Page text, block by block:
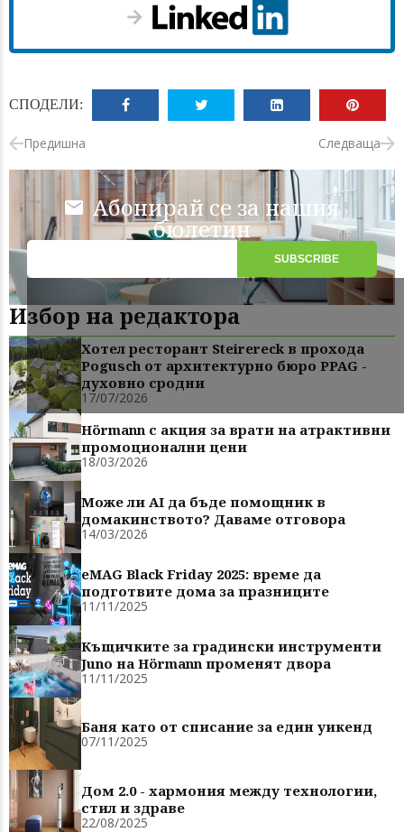
СПОДЕЛИ:
Предишна Следваща
Абонирай се за нашия
бюлетин
Избор на редактора
Хотел ресторант Steirereck в прохода
Pogusch от архитектурно бюро PPAG -
духовно сродни
17/07/2026
Hörmann с акция за врати на атрактивни
промоционални цени
18/03/2026
Може ли AI да бъде помощник в
домакинството? Даваме отговора
14/03/2026
eMAG Black Friday 2025: време да
подготвите дома за празниците
11/11/2025
Къщичките за градински инструменти
Juno на Hörmann променят двора
11/11/2025
Баня като от списание за един уикенд
07/11/2025
Дом 2.0 - хармония между технологии,
стил и здраве
22/08/2025